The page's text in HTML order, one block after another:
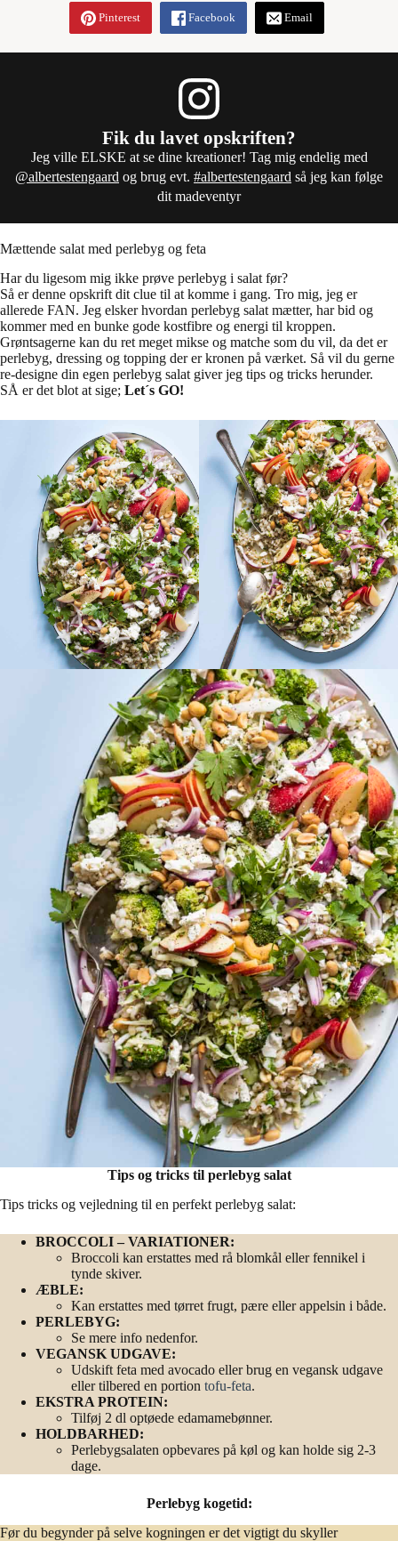
Pinterest Facebook Email
Fik du lavet opskriften?
Jeg ville ELSKE at se dine kreationer! Tag mig endelig med
@albertestengaard og brug evt. #albertestengaard så jeg kan følge
dit madeventyr
Mættende salat med perlebyg og feta
Har du ligesom mig ikke prøve perlebyg i salat før?
Så er denne opskrift dit clue til at komme i gang. Tro mig, jeg er
allerede FAN. Jeg elsker hvordan perlebyg salat mætter, har bid og
kommer med en bunke gode kostfibre og energi til kroppen.
Grøntsagerne kan du ret meget mikse og matche som du vil, da det er
perlebyg, dressing og topping der er kronen på værket. Så vil du gerne
re-designe din egen perlebyg salat giver jeg tips og tricks herunder.
SÅ er det blot at sige; Let´s GO!
Tips og tricks til perlebyg salat
Tips tricks og vejledning til en perfekt perlebyg salat:
BROCCOLI – VARIATIONER:
Broccoli kan erstattes med rå blomkål eller fennikel i
tynde skiver.
ÆBLE:
Kan erstattes med tørret frugt, pære eller appelsin i både.
PERLEBYG:
Se mere info nedenfor.
VEGANSK UDGAVE:
Udskift feta med avocado eller brug en vegansk udgave
eller tilbered en portion tofu-feta.
EKSTRA PROTEIN:
Tilføj 2 dl optøede edamamebønner.
HOLDBARHED:
Perlebygsalaten opbevares på køl og kan holde sig 2-3
dage.
Perlebyg kogetid:
Før du begynder på selve kogningen er det vigtigt du skyller